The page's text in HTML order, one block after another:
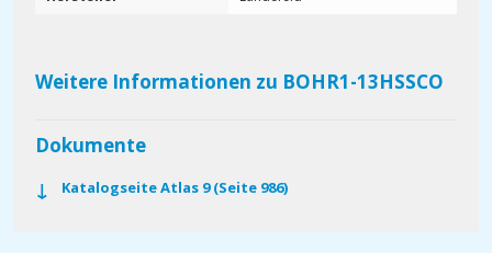
Weitere Informationen zu BOHR1-13HSSCO
Dokumente
Katalogseite Atlas 9 (Seite 986)